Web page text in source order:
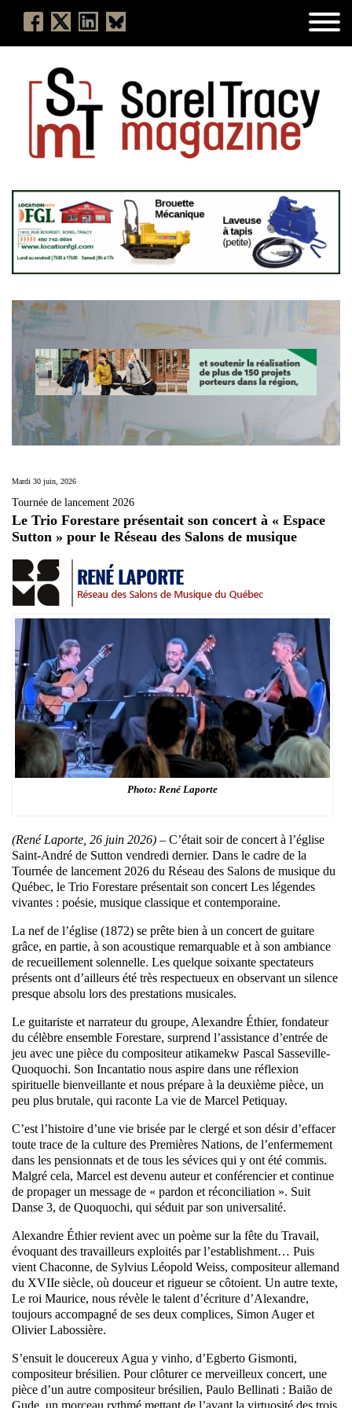
Mardi 30 juin, 2026
Tournée de lancement 2026
Le Trio Forestare présentait son concert à « Espace
Sutton » pour le Réseau des Salons de musique
Photo: René Laporte
(René Laporte, 26 juin 2026) – C’était soir de concert à l’église
Saint-André de Sutton vendredi dernier. Dans le cadre de la
Tournée de lancement 2026 du Réseau des Salons de musique du
Québec, le Trio Forestare présentait son concert Les légendes
vivantes : poésie, musique classique et contemporaine.
La nef de l’église (1872) se prête bien à un concert de guitare
grâce, en partie, à son acoustique remarquable et à son ambiance
de recueillement solennelle. Les quelque soixante spectateurs
présents ont d’ailleurs été très respectueux en observant un silence
presque absolu lors des prestations musicales.
Le guitariste et narrateur du groupe, Alexandre Éthier, fondateur
du célèbre ensemble Forestare, surprend l’assistance d’entrée de
jeu avec une pièce du compositeur atikamekw Pascal Sasseville-
Quoquochi. Son Incantatio nous aspire dans une réflexion
spirituelle bienveillante et nous prépare à la deuxième pièce, un
peu plus brutale, qui raconte La vie de Marcel Petiquay.
C’est l’histoire d’une vie brisée par le clergé et son désir d’effacer
toute trace de la culture des Premières Nations, de l’enfermement
dans les pensionnats et de tous les sévices qui y ont été commis.
Malgré cela, Marcel est devenu auteur et conférencier et continue
de propager un message de « pardon et réconciliation ». Suit
Danse 3, de Quoquochi, qui séduit par son universalité.
Alexandre Éthier revient avec un poème sur la fête du Travail,
évoquant des travailleurs exploités par l’establishment… Puis
vient Chaconne, de Sylvius Léopold Weiss, compositeur allemand
du XVIIe siècle, où douceur et rigueur se côtoient. Un autre texte,
Le roi Maurice, nous révèle le talent d’écriture d’Alexandre,
toujours accompagné de ses deux complices, Simon Auger et
Olivier Labossière.
S’ensuit le doucereux Agua y vinho, d’Egberto Gismonti,
compositeur brésilien. Pour clôturer ce merveilleux concert, une
pièce d’un autre compositeur brésilien, Paulo Bellinati : Baião de
Gude, un morceau rythmé mettant de l’avant la virtuosité des trois